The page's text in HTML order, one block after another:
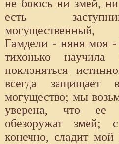
не боюсь ни змей,
есть
Гамдели - няня моя -
тихонько
поклоняться
всегда защищает
могущество; мы
уверена, что ее
обезоружат змей;
конечно, сладит мой